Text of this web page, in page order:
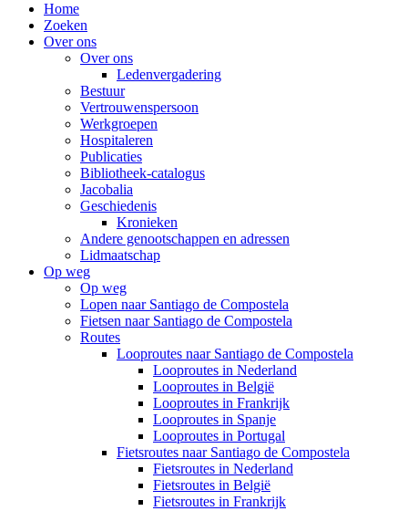
Home
Zoeken
Over ons
Over ons
Ledenvergadering
Bestuur
Vertrouwenspersoon
Werkgroepen
Hospitaleren
Publicaties
Bibliotheek-catalogus
Jacobalia
Geschiedenis
Kronieken
Andere genootschappen en adressen
Lidmaatschap
Op weg
Op weg
Lopen naar Santiago de Compostela
Fietsen naar Santiago de Compostela
Routes
Looproutes naar Santiago de Compostela
Looproutes in Nederland
Looproutes in België
Looproutes in Frankrijk
Looproutes in Spanje
Looproutes in Portugal
Fietsroutes naar Santiago de Compostela
Fietsroutes in Nederland
Fietsroutes in België
Fietsroutes in Frankrijk